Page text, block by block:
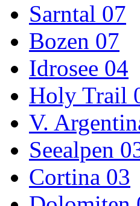
Sarntal 07
Bozen 07
Idrosee 04
Holy Trail
V.
Seealpen
Cortina 03